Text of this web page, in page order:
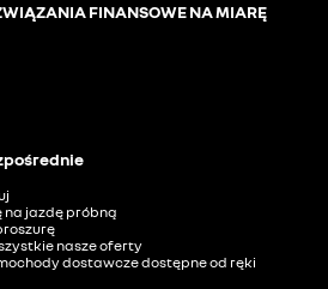
FINANSOWE NA MIARĘ
na jazdę próbną
nasze oferty
dostawcze dostępne od ręki